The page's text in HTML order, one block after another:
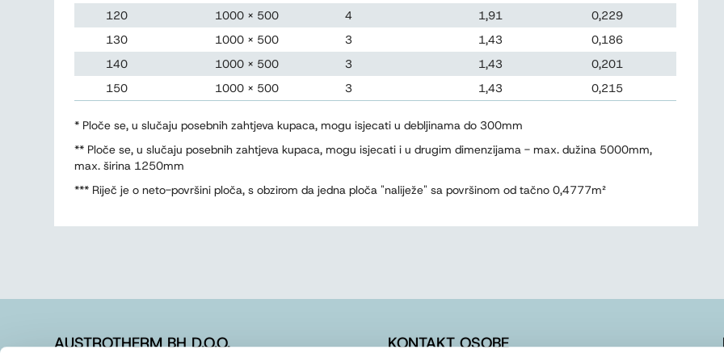
120
1000 x 500 4 1,91
0,229
130
1000 x 500 3 1,43
0,186
140
1000 x 500 3 1,43
0,201
150
1000 x 500 3 1,43 0,215
* Ploče se, u slučaju posebnih zahtjeva kupaca, mogu isjecati u debljinama do 300mm
** Ploče se, u slučaju posebnih zahtjeva kupaca, mogu isjecati i u drugim dimenzijama - max. dužina 5000mm,
max. širina 1250mm
*** Riječ je o neto-površini ploča, s obzirom da jedna ploča "naliježe" sa površinom od tačno 0,4777m²
AUSTROTHERM BH D.O.O. KONTAKT OSOBE